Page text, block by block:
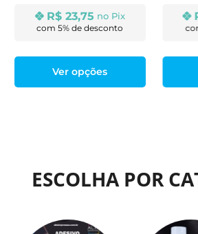
R$23,75 no Pix
Ver opções
ESCOLHA POR